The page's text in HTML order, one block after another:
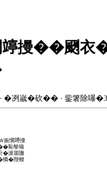
𥪜摱��颲
�冽嵗�砍�� · 鈭箸除嚗
振憪𥪜摱
恥摰嗅
�滚噩隞
�陛蝡